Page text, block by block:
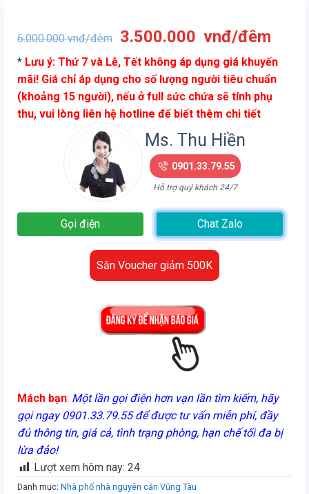
6.000.000vnđ/đêm
Giá
gốc
là:
6.000.000
vnđ/
đêm.
3.500.000 vnđ/đêmGiá
hiện
tại
là:
* Lưu ý: Thứ 7 và Lễ, Tết không áp dụng giá khuyến
mãi! Giá chỉ áp dụng cho số lượng người tiêu chuẩn
(khoảng 15 người), nếu ở full sức chứa sẽ tính phụ
thu, vui lòng liên hệ hotline để biết thêm chi tiết
Ms. Thu Hiền
0901.33.79.55
Hỗ trợ quý khách 24/7
Gọi điện Chat Zalo
Săn Voucher giảm 500K
Mách bạn: Một lần gọi điện hơn vạn lần tìm kiếm, hãy
gọi ngay 0901.33.79.55 để được tư vấn miễn phí, đầy
đủ thông tin, giá cả, tình trạng phòng, hạn chế tối đa bị
lừa đảo!
Lượt xem hôm nay: 24
Danh mục: Nhà phố nhà nguyên căn Vũng Tàu